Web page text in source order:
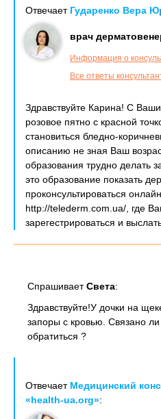
Отвечает Гударенко Вера
врач
Информация о
Все ответы
Здравствуйте Карина! С
розовое пятно с красной
становиться бледно-
описанию не зная Ваш
образования трудно делать
это образование показать
проконсультироваться
http://telederm.com.ua/, где
зарегестрироваться и
СпрашиваетСвета:
Здравствуйте!У дочки на
запоры с кровью. Связано ли
обратиться ?
Отвечает Медицинский
«health-ua.org»: